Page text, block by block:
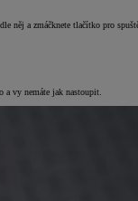
a zmáčknete tlačítko pro
a vy nemáte jak nastoupit.